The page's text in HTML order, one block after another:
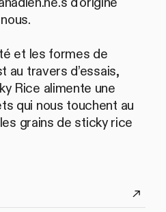
et les formes de
au travers d’essais,
Rice alimente une
qui nous touchent au
grains de sticky rice